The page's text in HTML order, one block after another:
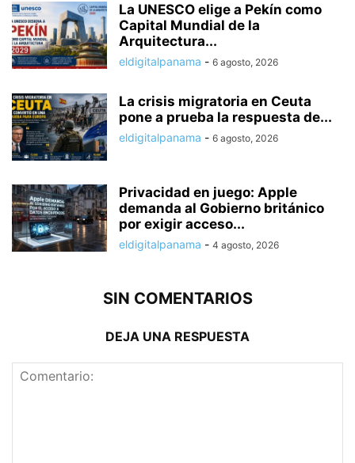
La UNESCO elige a Pekín como
Capital Mundial de la
Arquitectura...
eldigitalpanama - 6 agosto, 2026
La crisis migratoria en Ceuta
pone a prueba la respuesta de...
eldigitalpanama - 6 agosto, 2026
Privacidad en juego: Apple
demanda al Gobierno británico
por exigir acceso...
eldigitalpanama - 4 agosto, 2026
SIN COMENTARIOS
DEJA UNA RESPUESTA